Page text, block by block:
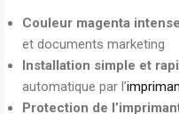
Couleur magenta intense
et documents marketing
Installation simple et
automatique par l’
Protection de